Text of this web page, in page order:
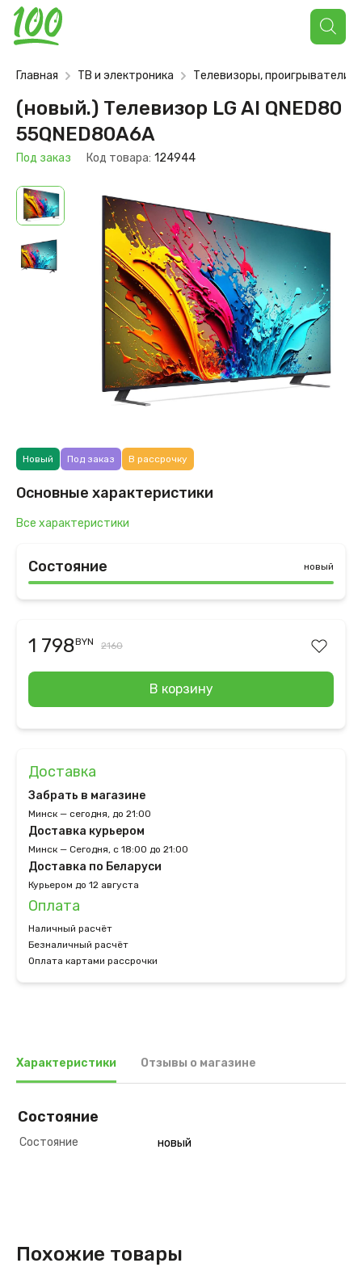
Поиск
товаров
Главная ТВ и электроника Телевизоры, проигрыватели
(новый.) Телевизор LG AI QNED80
55QNED80A6A
Под заказ Код товара: 124944
Новый Под заказ В рассрочку
Основные характеристики
Все характеристики
Состояние новый
1 798BYN 2160
В корзину
Доставка
Забрать в магазине
Минск — сегодня, до 21:00
Доставка курьером
Минск — Сегодня, с 18:00 до 21:00
Доставка по Беларуси
Курьером до 12 августа
Оплата
Наличный расчёт
Безналичный расчёт
Оплата картами рассрочки
Характеристики Отзывы о магазине
Состояние
Состояние новый
Похожие товары